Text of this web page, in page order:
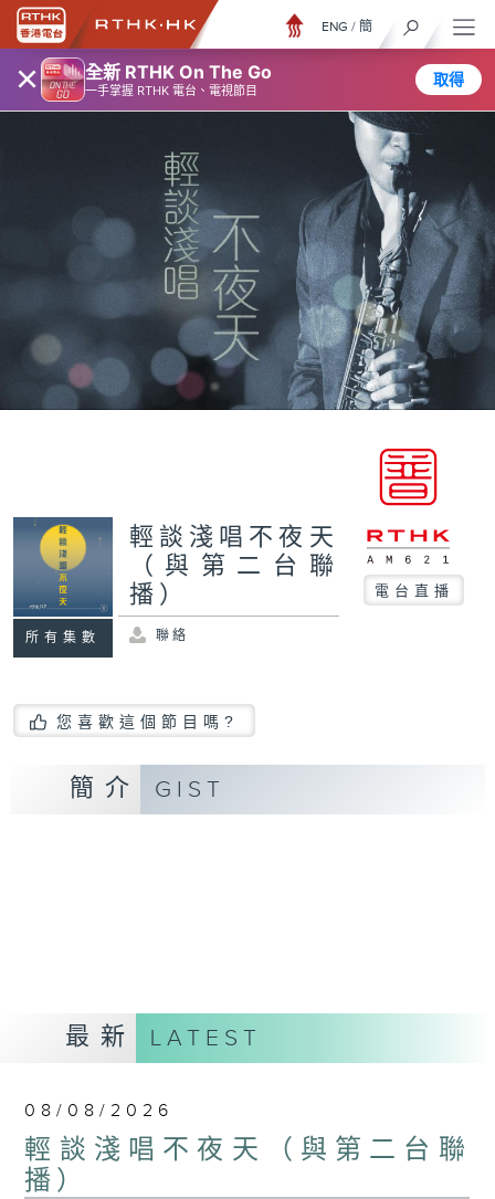
× 全新 RTHK On The Go
一手掌握 RTHK 電台、電視節目
取得
ENG / 簡
所有集數
輕談淺唱不夜天
（與第二台聯
播）
電台直播
聯絡
您喜歡這個節目嗎?
簡介 GIST
最新 LATEST
08/08/2026
輕談淺唱不夜天（與第二台聯
播）